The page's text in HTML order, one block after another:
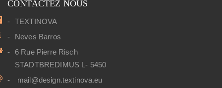
CONTACTEZ NOUS
TEXTINOVA
Neves Barros
6 Rue Pierre Risch
STADTBREDIMUS L- 5450
mail@design.textinova.eu